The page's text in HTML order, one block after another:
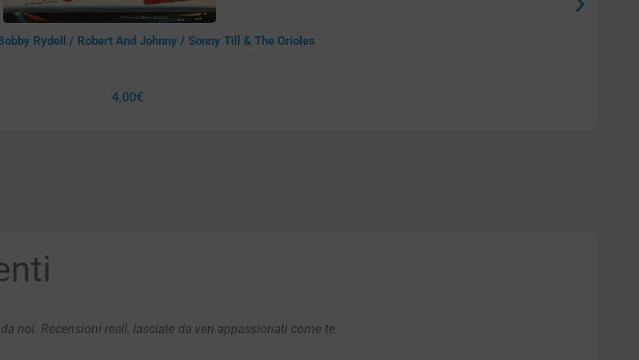
Rydell / Robert And Johnny / Sonny Till & The Orioles
4,00€
noi. Recensioni reali, lasciate da veri appassionati come te.